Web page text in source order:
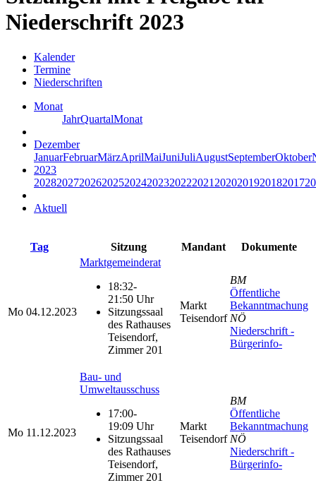
Niederschrift 2023
Kalender
Termine
Niederschriften
Monat
JahrQuartalMonat
Dezember
JanuarFebruarMärzAprilMaiJuniJuliAugustSeptemberOktober
2023
20282027202620252024202320222021 2020201920182017
Aktuell
Tag Sitzung Mandant Dokumente
Mo 04.12.2023
Marktgemeinderat
18:32-
21:50 Uhr
Sitzungssaal
des Rathauses
Teisendorf,
Zimmer 201
Markt
Teisendorf
BM
Öffentliche
Bekanntmachung
NÖ
Niederschrift -
Bürgerinfo-
Mo 11.12.2023
Bau- und
Umweltausschuss
17:00-
19:09 Uhr
Sitzungssaal
des Rathauses
Teisendorf,
Zimmer 201
Markt
Teisendorf
BM
Öffentliche
Bekanntmachung
NÖ
Niederschrift -
Bürgerinfo-